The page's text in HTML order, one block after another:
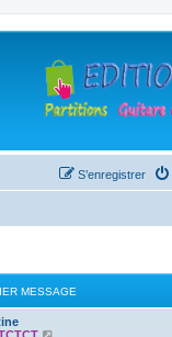
S’enregistrer
MESSAGE